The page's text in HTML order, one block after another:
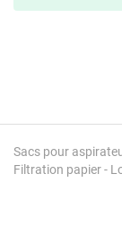
Sacs pour
Filtration papier -